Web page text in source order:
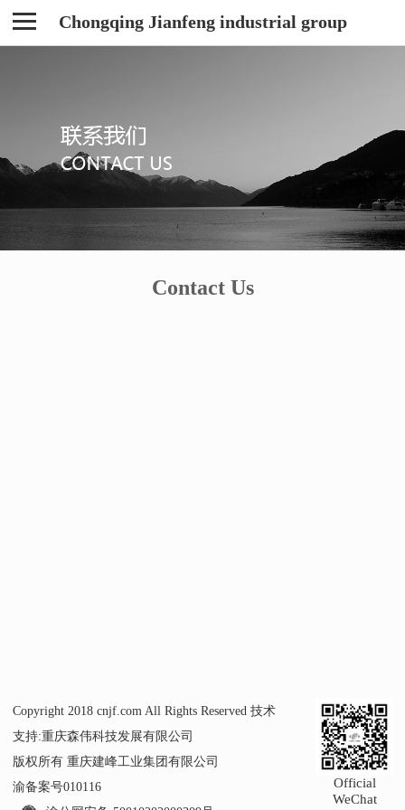
Chongqing Jianfeng industrial group
Contact Us
Copyright 2018 cnjf.com All Rights Reserved 技术
支持:重庆森伟科技发展有限公司
版权所有 重庆建峰工业集团有限公司
渝备案号010116
Official
WeChat